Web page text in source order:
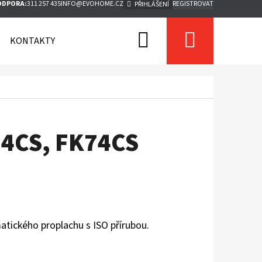
311 257 435INFO@EVOHOME.CZ PŘIHLÁŠENÍ REGISTROVAT
KONTAKTY Hledat
FK74CS
proplachu s ISO přírubou.